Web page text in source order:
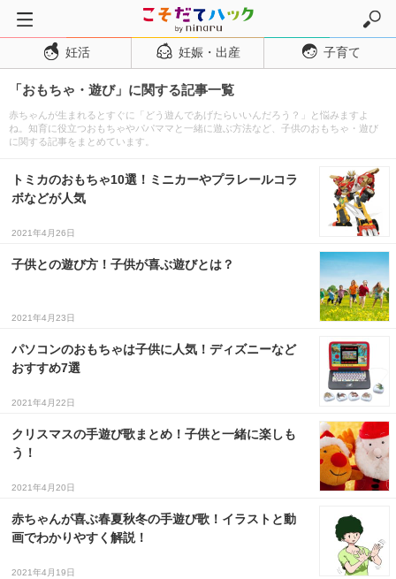
トップページ
妊活
妊娠・出産
妊娠初期
出産
１歳児
妊活 妊娠・出産 子育て
「おもちゃ・遊び」に関する記事一覧
赤ちゃんが生まれるとすぐに「どう遊んであげたらいいんだろう？」と悩みますよ
ね。知育に役立つおもちゃやパパママと一緒に遊ぶ方法など、子供のおもちゃ・遊び
に関する記事をまとめています。
トミカのおもちゃ10選！ミニカーやプラレールコラ
ボなどが人気
2021年4月26日
子供との遊び方！子供が喜ぶ遊びとは？
2021年4月23日
パソコンのおもちゃは子供に人気！ディズニーなど
おすすめ7選
2021年4月22日
クリスマスの手遊び歌まとめ！子供と一緒に楽しも
う！
2021年4月20日
赤ちゃんが喜ぶ春夏秋冬の手遊び歌！イラストと動
画でわかりやすく解説！
2021年4月19日